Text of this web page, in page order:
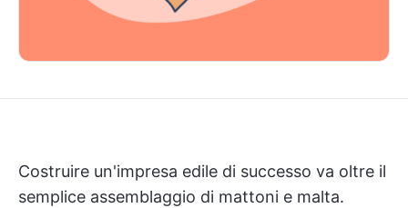
Costruire un'impresa edile di successo va oltre il
semplice assemblaggio di mattoni e malta.